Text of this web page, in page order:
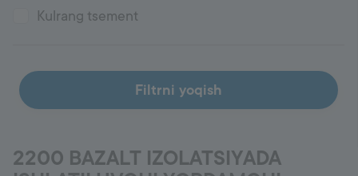
Kulrang tsement
Filtrni yoqish
2200 BAZALT IZOLATSIYADA